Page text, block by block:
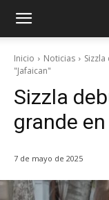
Inicio Noticias
"Jafaican"
Sizzla
grande
7 de mayo de 2025